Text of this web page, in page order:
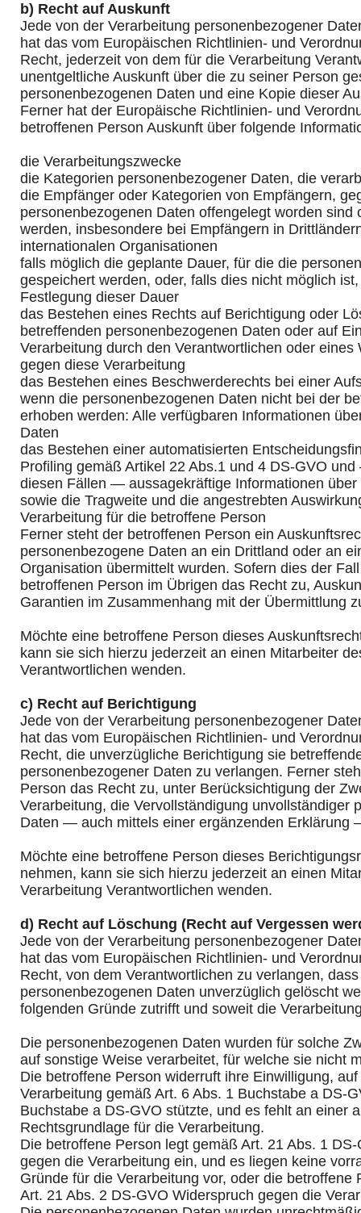
b) Recht auf Auskunft
Jede von der Verarbeitung personenbezogener
hat das vom Europäischen Richtlinien- und
Recht, jederzeit von dem für die Verarbeitung
unentgeltliche Auskunft über die zu seiner Person
personenbezogenen Daten und eine Kopie dieser
Ferner hat der Europäische Richtlinien- und
betroffenen Person Auskunft über folgende
die Verarbeitungszwecke
die Kategorien personenbezogener Daten, die
die Empfänger oder Kategorien von Empfängern,
personenbezogenen Daten offengelegt worden sind
werden, insbesondere bei Empfängern in
internationalen Organisationen
falls möglich die geplante Dauer, für die die
gespeichert werden, oder, falls dies nicht möglich
Festlegung dieser Dauer
das Bestehen eines Rechts auf Berichtigung oder
betreffenden personenbezogenen Daten oder auf
Verarbeitung durch den Verantwortlichen oder eines
gegen diese Verarbeitung
das Bestehen eines Beschwerderechts bei einer
wenn die personenbezogenen Daten nicht bei der
erhoben werden: Alle verfügbaren Informationen
Daten
das Bestehen einer automatisierten
Profiling gemäß Artikel 22 Abs.1 und 4 DS-GVO
diesen Fällen — aussagekräftige Informationen über
sowie die Tragweite und die angestrebten
Verarbeitung für die betroffene Person
Ferner steht der betroffenen Person ein
personenbezogene Daten an ein Drittland oder an
Organisation übermittelt wurden. Sofern dies der
betroffenen Person im Übrigen das Recht zu,
Garantien im Zusammenhang mit der Übermittlung
Möchte eine betroffene Person dieses
kann sie sich hierzu jederzeit an einen Mitarbeiter
Verantwortlichen wenden.
c) Recht auf Berichtigung
Jede von der Verarbeitung personenbezogener
hat das vom Europäischen Richtlinien- und
Recht, die unverzügliche Berichtigung sie
personenbezogener Daten zu verlangen. Ferner
Person das Recht zu, unter Berücksichtigung der
Verarbeitung, die Vervollständigung unvollständiger
Daten — auch mittels einer ergänzenden Erklärung
Möchte eine betroffene Person dieses
nehmen, kann sie sich hierzu jederzeit an einen
Verarbeitung Verantwortlichen wenden.
d) Recht auf Löschung (Recht auf Vergessen
Jede von der Verarbeitung personenbezogener
hat das vom Europäischen Richtlinien- und
Recht, von dem Verantwortlichen zu verlangen,
personenbezogenen Daten unverzüglich gelöscht
folgenden Gründe zutrifft und soweit die
Die personenbezogenen Daten wurden für solche
auf sonstige Weise verarbeitet, für welche sie nicht
Die betroffene Person widerruft ihre Einwilligung,
Verarbeitung gemäß Art. 6 Abs. 1 Buchstabe a DS-
Buchstabe a DS-GVO stützte, und es fehlt an einer
Rechtsgrundlage für die Verarbeitung.
Die betroffene Person legt gemäß Art. 21 Abs. 1
gegen die Verarbeitung ein, und es liegen keine
Gründe für die Verarbeitung vor, oder die betroffene
Art. 21 Abs. 2 DS-GVO Widerspruch gegen die